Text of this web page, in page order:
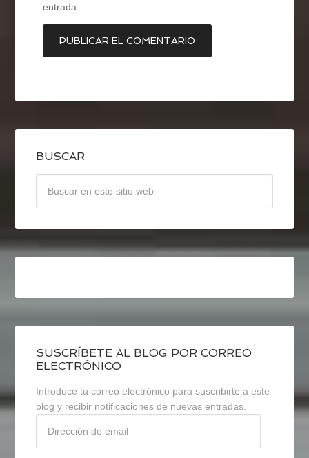
entrada.
BUSCAR
SUSCRÍBETE AL BLOG POR CORREO
ELECTRÓNICO
Introduce tu correo electrónico para suscribirte a este
blog y recibir notificaciones de nuevas entradas.
email